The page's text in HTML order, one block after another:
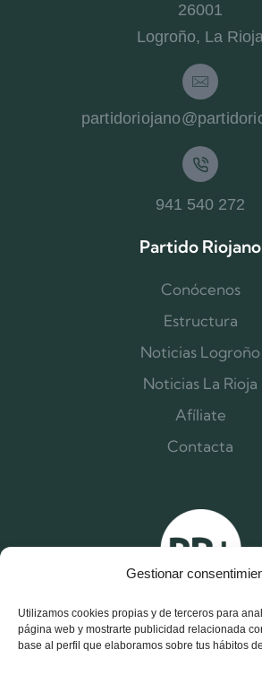
Gestionar
Utilizamos cookies propias y de terceros para
página web y mostrarte publicidad relacionada
base al perfil que elaboramos sobre tus hábitos
26001
Logroño, La
941 540 272
Partido Riojano
Conócenos
Estructura
Noticias Logroño
Noticias La Rioja
Afíliate
Contacta